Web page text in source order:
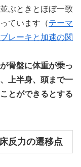
ぶときとほぼ一致
ています（テーマ
レーキと加速の関
骨盤に体重が乗っ
上半身、頭まで一
とができるとする
反力の遷移点